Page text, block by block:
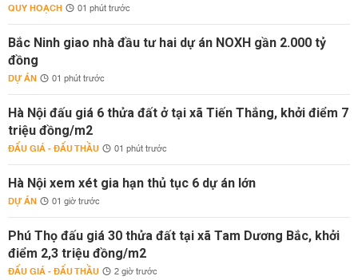
QUY HOẠCH 01 phút trước
Bắc Ninh giao nhà đầu tư hai dự án NOXH gần 2.000 tỷ
đồng
DỰ ÁN 01 phút trước
Hà Nội đấu giá 6 thửa đất ở tại xã Tiến Thắng, khởi điểm 7
triệu đồng/m2
ĐẤU GIÁ - ĐẤU THẦU 01 phút trước
Hà Nội xem xét gia hạn thủ tục 6 dự án lớn
DỰ ÁN 01 giờ trước
Phú Thọ đấu giá 30 thửa đất tại xã Tam Dương Bắc, khởi
điểm 2,3 triệu đồng/m2
ĐẤU GIÁ - ĐẤU THẦU 2 giờ trước